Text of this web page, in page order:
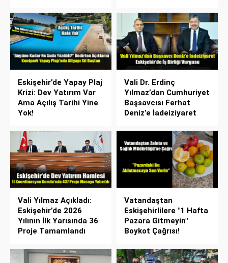
Eskişehir’de Yapay Plaj
Krizi: Dev Yatırım Var
Ama Açılış Tarihi Yine
Yok!
Vali Dr. Erdinç
Yılmaz’dan Cumhuriyet
Başsavcısı Ferhat
Deniz’e İadeiziyaret
Vali Yılmaz Açıkladı:
Eskişehir’de 2026
Yılının İlk Yarısında 36
Proje Tamamlandı
Vatandaştan
Eskişehirlilere "1 Hafta
Pazara Gitmeyin"
Boykot Çağrısı!